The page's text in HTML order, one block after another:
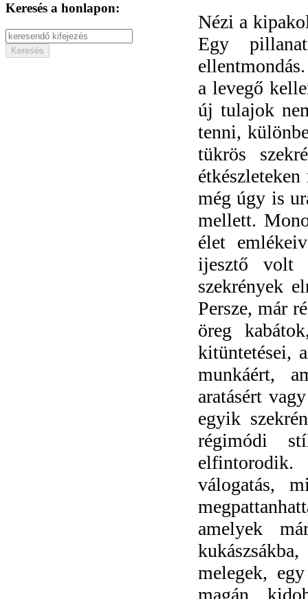
Keresés a honlapon:
Nézi a
Egy
a levegő
új tulajok
tenni,
tükrös
még úgy is
mellett.
élet
ijesztő volt
szekrények
Persze, már
öreg
kitüntetései,
munkáért,
aratásért
egyik
régimódi
válogatás,
amelyek
melegek,